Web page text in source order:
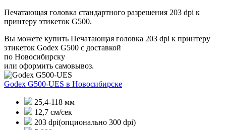
Печатающая головка стандартного разрешения 203 dpi к
принтеру этикеток G500.
Вы можете купить Печатающая головка 203 dpi к принтеру
этикеток Godex G500 с доставкой
по Новосибирску
или оформить самовывоз.
Godex G500-UES в Новосибирске
25,4-118 мм
12,7 см/сек
203 dpi(опционально 300 dpi)